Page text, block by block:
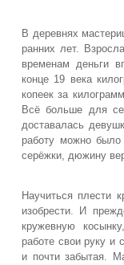
В деревнях
ранних лет.
временам деньги
конце 19 века
копеек за
Всё больше для
доставалась
работу можно
серёжки, дюжину
Научиться плести
изобрести. И
кружевную
работе свои руку и
и почти забытая.